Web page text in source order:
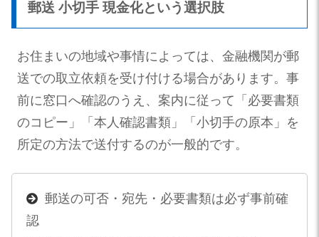
郵送 小切手 現金化という選択肢
お住まいの地域や事情によっては、金融機関が郵
送での取立依頼を受け付ける場合があります。事
前に窓口へ確認のうえ、案内に従って「必要書類
のコピー」「本人確認書類」「小切手の原本」を
所定の方法で送付するのが一般的です。
郵送の可否・宛先・必要書類は必ず事前確
認